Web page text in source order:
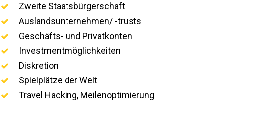
Zweite Staatsbürgerschaft
Auslandsunternehmen/ -trusts
Geschäfts- und Privatkonten
Investmentmöglichkeiten
Diskretion
Spielplätze der Welt
Travel Hacking, Meilenoptimierung